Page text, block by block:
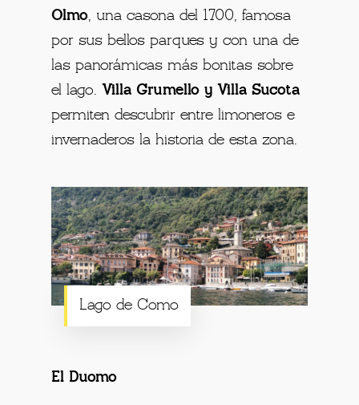
Olmo, una casona del 1700, famosa
por sus bellos parques y con una de
las panorámicas más bonitas sobre
el lago. Villa Grumello y Villa Sucota
permiten descubrir entre limoneros e
invernaderos la historia de esta zona.
Lago de Como
El Duomo